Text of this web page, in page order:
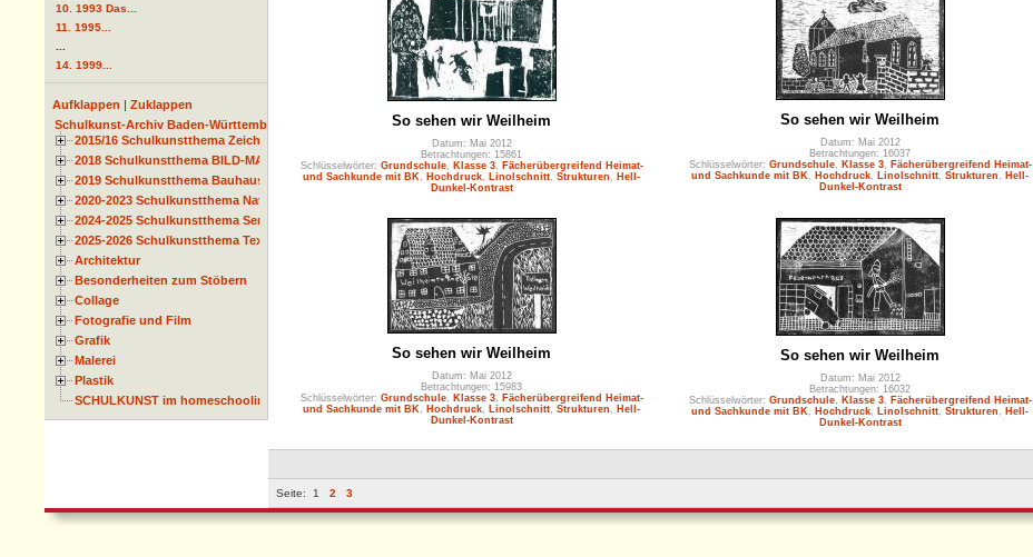
10. 1993 Das...
11. 1995...
14. 1999...
Aufklappen | Zuklappen
Schulkunst-Archiv Baden-Württemberg
2015/16 Schulkunstthema Zeichnen
2018 Schulkunstthema BILD-MATERIAL-OBJEKT
2019 Schulkunstthema Bauhaus
2020-2023 Schulkunstthema Natur und Zeit
2024-2025 Schulkunstthema Serie
2025-2026 Schulkunstthema Textil
Architektur
Besonderheiten zum Stöbern
Collage
Fotografie und Film
Grafik
Malerei
Plastik
SCHULKUNST im homeschooling
So sehen wir Weilheim
Datum: Mai 2012
Betrachtungen: 15861
Schlüsselwörter: Grundschule, Klasse 3,
Fächerübergreifend Heimat-
und Sachkunde mit BK
Hochdruck Linolschnitt Strukturen
Hell-
Dunkel-Kontrast
So sehen wir Weilheim
Datum: Mai 2012
Betrachtungen: 16037
Schlüsselwörter: Grundschule, Klasse 3,
Fächerübergreifend Heimat-
und Sachkunde mit BK
Hochdruck Linolschnitt Strukturen
Hell-
Dunkel-Kontrast
So sehen wir Weilheim
Datum: Mai 2012
Betrachtungen: 15983
Schlüsselwörter: Grundschule, Klasse 3,
Fächerübergreifend Heimat-
und Sachkunde mit BK
Hochdruck Linolschnitt Strukturen
Hell-
Dunkel-Kontrast
So sehen wir Weilheim
Datum: Mai 2012
Betrachtungen: 16032
Schlüsselwörter: Grundschule, Klasse 3,
Fächerübergreifend Heimat-
und Sachkunde mit BK
Hochdruck Linolschnitt Strukturen
Hell-
Dunkel-Kontrast
Seite: 1 2 3